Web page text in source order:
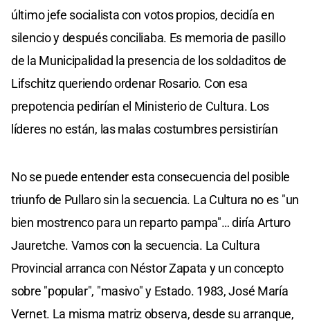
último jefe socialista con votos propios, decidía en
silencio y después conciliaba. Es memoria de pasillo
de la Municipalidad la presencia de los soldaditos de
Lifschitz queriendo ordenar Rosario. Con esa
prepotencia pedirían el Ministerio de Cultura. Los
líderes no están, las malas costumbres persistirían
No se puede entender esta consecuencia del posible
triunfo de Pullaro sin la secuencia. La Cultura no es "un
bien mostrenco para un reparto pampa"… diría Arturo
Jauretche. Vamos con la secuencia. La Cultura
Provincial arranca con Néstor Zapata y un concepto
sobre "popular", "masivo" y Estado. 1983, José María
Vernet. La misma matriz observa, desde su arranque,